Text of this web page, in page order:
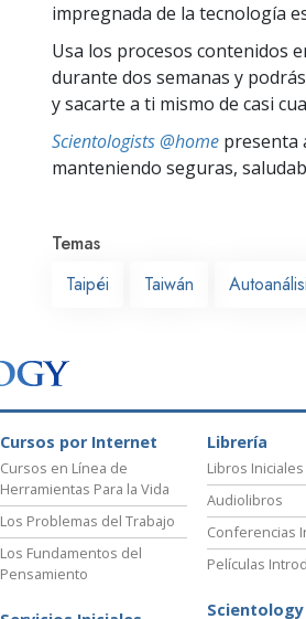
impregnada de la tecnología
Usa los procesos contenidos
durante dos semanas y
y sacarte a ti mismo de casi
Scientologists @home presenta
manteniendo seguras,
Temas
Taipéi
Taiwán
Cursos por Internet
Cursos en Línea de
Herramientas Para la Vida
Los Problemas del Trabajo
Los Fundamentos del
Pensamiento
Librería
Libros Iniciales
Audiolibros
Conferencias
Películas
Scientology